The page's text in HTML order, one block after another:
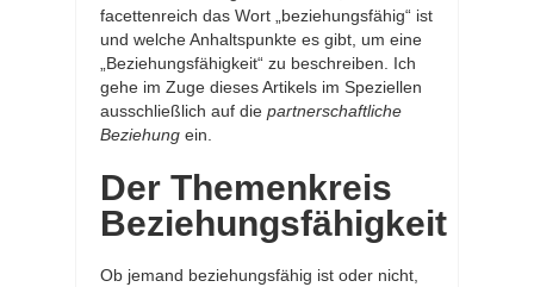
facettenreich das Wort „beziehungsfähig“ ist
und welche Anhaltspunkte es gibt, um eine
„Beziehungsfähigkeit“ zu beschreiben. Ich
gehe im Zuge dieses Artikels im Speziellen
ausschließlich auf die partnerschaftliche
Beziehung ein.
Der Themenkreis
Beziehungsfähigkeit
Ob jemand beziehungsfähig ist oder nicht,